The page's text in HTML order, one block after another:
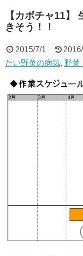
【カボチャ11】
きそう！！
2015/7/1
たい野菜の病気, 野菜